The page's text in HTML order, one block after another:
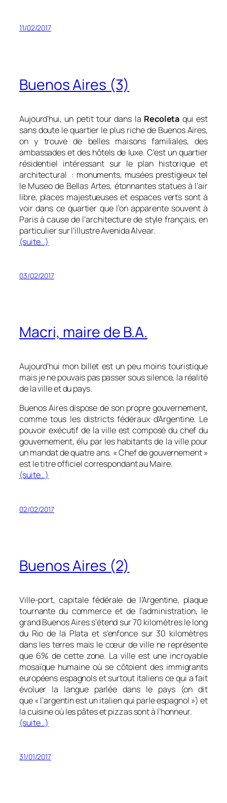
11/02/2017
Buenos Aires (3)
Aujourd’hui, un petit tour dans la Recoleta qui est
sans doute le quartier le plus riche de Buenos Aires,
on y trouve de belles maisons familiales, des
ambassades et des hôtels de luxe. C’est un quartier
résidentiel intéressant sur le plan historique et
architectural : monuments, musées prestigieux tel
le Museo de Bellas Artes, étonnantes statues à l’air
libre, places majestueuses et espaces verts sont à
voir dans ce quartier que l’on apparente souvent à
Paris à cause de l’architecture de style français, en
particulier sur l’illustre Avenida Alvear.
(suite…)
03/02/2017
Macri, maire de B.A.
Aujourd’hui mon billet est un peu moins touristique
mais je ne pouvais pas passer sous silence, la réalité
de la ville et du pays.
Buenos Aires dispose de son propre gouvernement,
comme tous les districts fédéraux d’Argentine. Le
pouvoir exécutif de la ville est composé du chef du
gouvernement, élu par les habitants de la ville pour
un mandat de quatre ans. « Chef de gouvernement »
est le titre officiel correspondant au Maire.
(suite…)
02/02/2017
Buenos Aires (2)
Ville-port, capitale fédérale de l’Argentine, plaque
tournante du commerce et de l’administration, le
grand Buenos Aires s’étend sur 70 kilomètres le long
du Rio de la Plata et s’enfonce sur 30 kilomètres
dans les terres mais le cœur de ville ne représente
que 6% de cette zone. La ville est une incroyable
mosaïque humaine où se côtoient des immigrants
européens espagnols et surtout italiens ce qui a fait
évoluer la langue parlée dans le pays (on dit
que « l’argentin est un italien qui parle espagnol ») et
la cuisine où les pâtes et pizzas sont à l’honneur.
(suite…)
31/01/2017